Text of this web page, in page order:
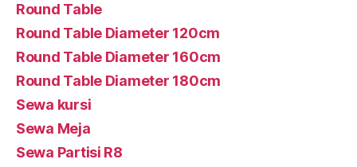
Round Table
Round Table Diameter 120cm
Round Table Diameter 160cm
Round Table Diameter 180cm
Sewa kursi
Sewa Meja
Sewa Partisi R8